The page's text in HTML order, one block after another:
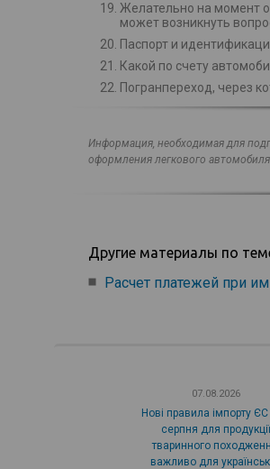
Желательно на момент
может возникнуть
Паспорт и
Какой по счету
Погранпереход, через
Информация, необходимая для
оформления легкового автомобиля
Другие материалы по
Расчет платежей при
07.08.2026
Нові правила імпорту
серпня для продукції
тваринного
важливо для